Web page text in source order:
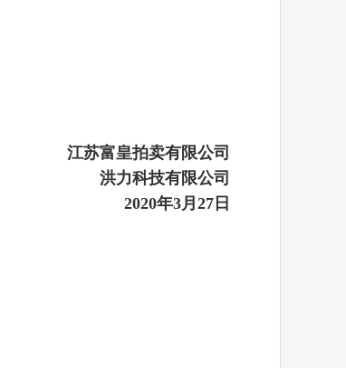
江苏富皇拍卖有限公司
洪力科技有限公司
2020年3月27日